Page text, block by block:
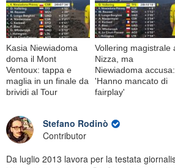
Kasia Niewiadoma
doma il Mont
Ventoux: tappa e
maglia in un finale da
brividi al Tour
Vollering magistrale
Nizza, ma
Niewiadoma accusa:
'Hanno mancato di
fairplay'
Stefano Rodinò
Contributor
Da luglio 2013 lavora per la testata